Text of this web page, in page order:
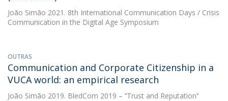
João Simão 2021. 8th International Communication Days / Crisis
Communication in the Digital Age Symposium
OUTRAS
Communication and Corporate Citizenship in a
VUCA world: an empirical research
João Simão 2019. BledCom 2019 – ‘’Trust and Reputation’’